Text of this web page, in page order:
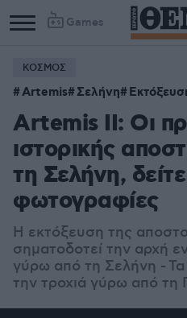
Games
ΚΟΣΜΟΣ
Artemis Σελήνη
Artemis II: Οι
ιστορικής
τη Σελήνη,
φωτογραφίες
Η εκτόξευση της
σηματοδοτεί την αρχή
γύρω από τη Σελήνη -
την τροχιά γύρω από τη